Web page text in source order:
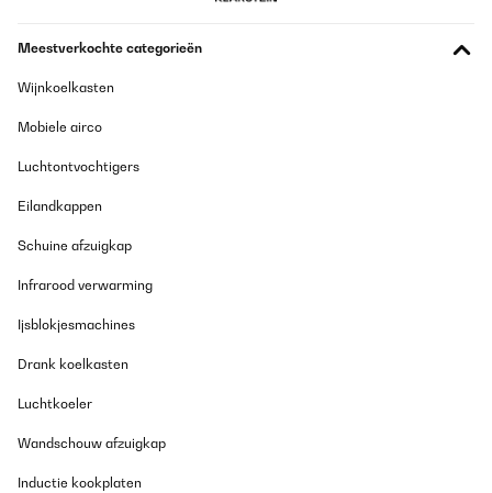
Meestverkochte categorieën
Wijnkoelkasten
Mobiele airco
Luchtontvochtigers
Eilandkappen
Schuine afzuigkap
Infrarood verwarming
Ijsblokjesmachines
Drank koelkasten
Luchtkoeler
Wandschouw afzuigkap
Inductie kookplaten